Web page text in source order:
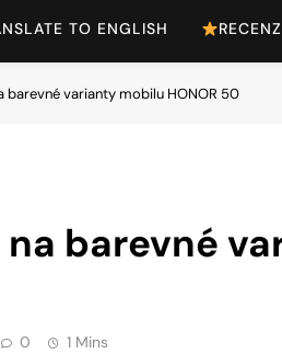
TO ENGLISH
barevné varianty mobilu HONOR 50
na barevné
0 1 Mins